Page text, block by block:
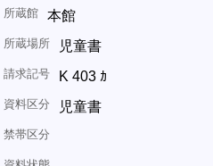
本館
児童書
K 403 ｶ
児童書